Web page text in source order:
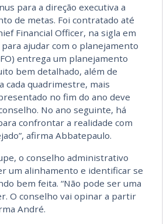
para a direção executiva a
de metas. Foi contratado até
Financial Officer, na sigla em
ajudar com o planejamento
entrega um planejamento
bem detalhado, além de
cada quadrimestre, mais
no fim do ano deve
No ano seguinte, há
confrontar a realidade com
afirma Abbatepaulo.
o conselho administrativo
um alinhamento e identificar se
bem feita. “Não pode ser uma
O conselho vai opinar a partir
André.